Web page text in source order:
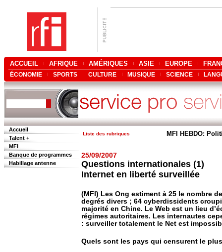
ACCUEIL AFRIQUE AMÉRIQUES ASIE EUROPE
ÉCONOMIE SPORTS CULTURE MUSIQUE SCIENCE
Accueil
Talent +
MFI
Banque de programmes
Habillage antenne
Liste des rubriques MFI HEBDO:
25/09/2007
Questions internationales (1)
Internet en liberté surveillée
(MFI) Les Ong estiment à 25 le nombre
degrés divers ; 64 cyberdissidents
majorité en Chine. Le Web est un lieu
régimes autoritaires. Les internautes
: surveiller totalement le Net est
Quels sont les pays qui censurent le